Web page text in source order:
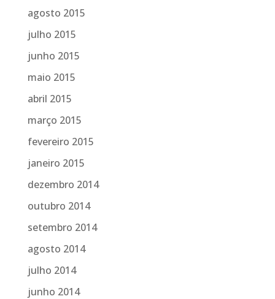
agosto 2015
julho 2015
junho 2015
maio 2015
abril 2015
março 2015
fevereiro 2015
janeiro 2015
dezembro 2014
outubro 2014
setembro 2014
agosto 2014
julho 2014
junho 2014